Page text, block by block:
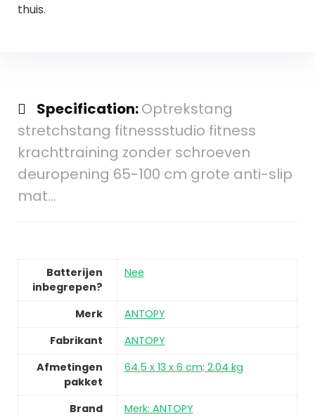
thuis.
Specification:Optrekstang
stretchstang fitnessstudio fitness
krachttraining zonder schroeven
deuropening 65-100 cm grote anti-slip
mat…
Batterijen
inbegrepen?
Nee
Merk
ANTOPY
Fabrikant
ANTOPY
Afmetingen
pakket
64.5 x 13 x 6 cm; 2.04 kg
Brand Merk: ANTOPY